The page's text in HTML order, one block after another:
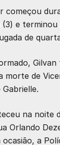
começou
e terminou
de
Gilvan
morte de
na noite
Orlando
ocasião, a